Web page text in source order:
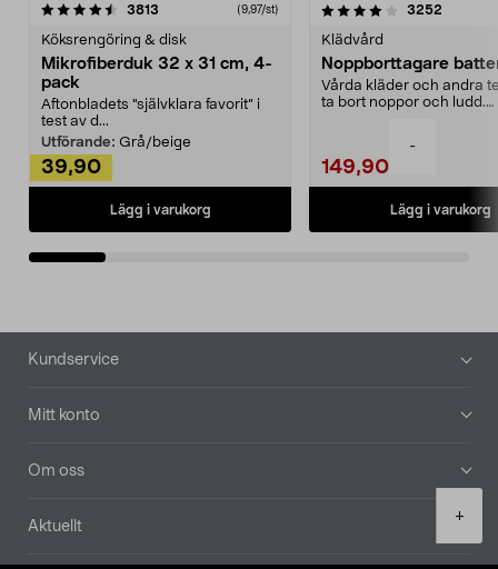
-
+
3813 (9,97/st)
Köksrengöring & disk
Mikrofiberduk 32 x 31 cm, 4-
pack
Aftonbladets "självklara favorit” i
test av d...
Utförande: Grå/beige
39,90
Lägg i varukorg
4.0av 5 stjärnor 3252
Klädvård
Noppborttagare
Vårda kläder och andra
ta bort noppor och ludd.
149,90
Lägg i varukorg
4.5av 5 stjärnor
Sidfot
Kundservice
Mitt konto
Om oss
Aktuellt